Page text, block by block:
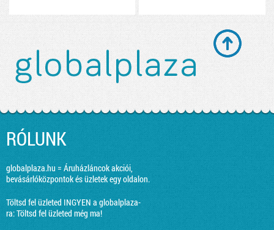
RÓLUNK
globalplaza.hu = Áruházláncok akciói,
bevásárlóközpontok és üzletek egy oldalon.
Töltsd fel üzleted INGYEN a globalplaza-
ra:Töltsd fel üzleted még ma!